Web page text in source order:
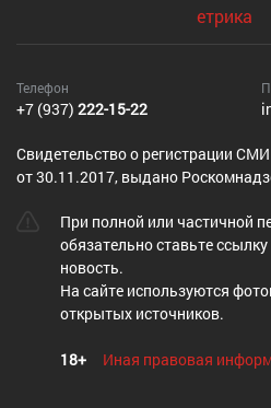
Телефон
+7 (937) 222-15-22
Cвидетельство о регистрации
от 30.11.2017, выдано
При полной или частичной
обязательно ставьте
новость.
На сайте используются
открытых источников.
18+ Иная правовая